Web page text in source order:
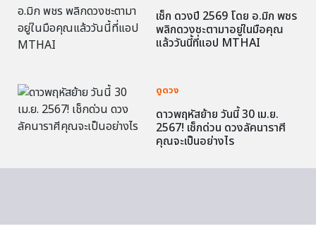
เช็ก ดวงปี 2569 โดย อ.มิก พชร
พลิกดวงชะตามาอยู่ในมือคุณ
แล้ววันนี้ที่แอป MTHAI
ดูดวง
ดาวพฤหัสย้าย วันนี้ 30 เม.ย.
2567! เช็กด่วน ดวงลัคนาราศี
คุณจะเป็นอย่างไร